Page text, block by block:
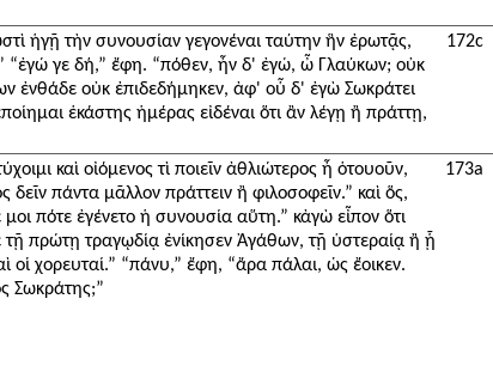
ἡγῇ τὴν συνουσίαν γεγονέναι ταύτην ἣν ἐρωτᾷς,
“ἐγώ γε δή,” ἔφη. “πόθεν, ἦν δ' ἐγώ, ὦ Γλαύκων; οὐκ
ἐνθάδε οὐκ ἐπιδεδήμηκεν, ἀφ' οὗ δ' ἐγὼ Σωκράτει
ἑκάστης ἡμέρας εἰδέναι ὅτι ἂν λέγῃ ἢ πράττῃ,
καὶ οἰόμενος τὶ ποιεῖν ἀθλιώτερος ἦ ὁτουοῦν,
δεῖν πάντα μᾶλλον πράττειν ἢ φιλοσοφεῖν.” καὶ ὅς,
πότε ἐγένετο ἡ συνουσία αὕτη.” κἀγὼ εἶπον ὅτι
τῇ πρώτῃ τραγῳδίᾳ ἐνίκησεν Ἀγάθων, τῇ ὑστεραίᾳ ἢ ᾗ
οἱ χορευταί.” “πάνυ,” ἔφη, “ἄρα πάλαι, ὡς ἔοικεν.
Σωκράτης;”
172c
173a